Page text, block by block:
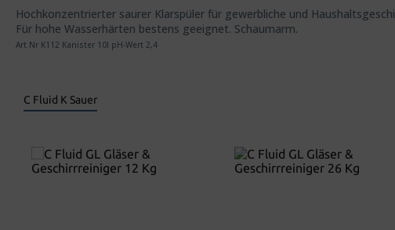
Hochkonzentrierter saurer Klarspüler für gewerbliche und
Für hohe Wasserhärten bestens geeignet. Schaumarm.
Art.Nr K112 Kanister 10l pH-Wert 2,4
C Fluid K Sauer